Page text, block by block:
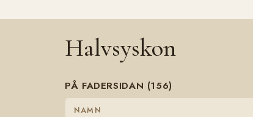
Halvsyskon
PÅ FADERSIDAN (156)
NAMN